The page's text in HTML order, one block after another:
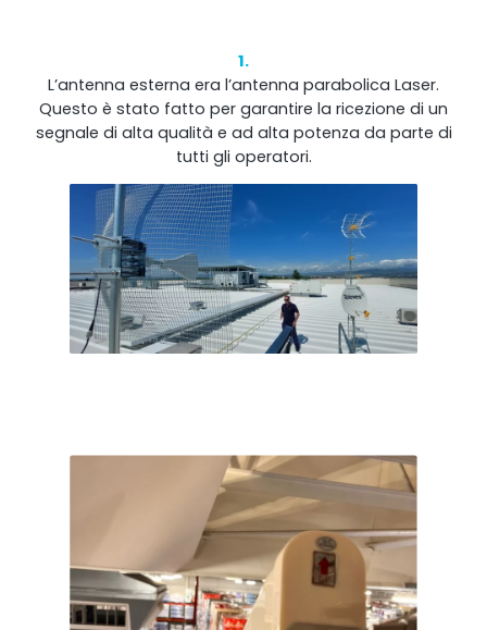
1.
L’antenna esterna era l’antenna parabolica Laser.
Questo è stato fatto per garantire la ricezione di un
segnale di alta qualità e ad alta potenza da parte di
tutti gli operatori.